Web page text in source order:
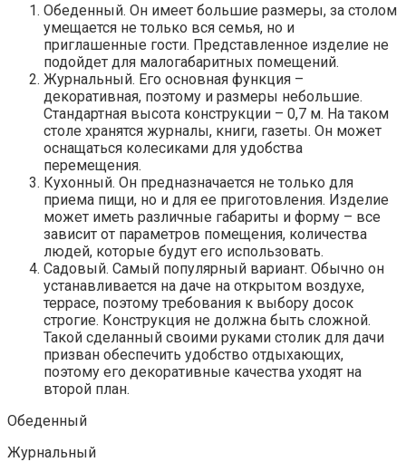
Обеденный. Он имеет большие размеры, за столом
умещается не только вся семья, но и
приглашенные гости. Представленное изделие не
подойдет для малогабаритных помещений.
Журнальный. Его основная функция –
декоративная, поэтому и размеры небольшие.
Стандартная высота конструкции – 0,7 м. На таком
столе хранятся журналы, книги, газеты. Он может
оснащаться колесиками для удобства
перемещения.
Кухонный. Он предназначается не только для
приема пищи, но и для ее приготовления. Изделие
может иметь различные габариты и форму – все
зависит от параметров помещения, количества
людей, которые будут его использовать.
Садовый. Самый популярный вариант. Обычно он
устанавливается на даче на открытом воздухе,
террасе, поэтому требования к выбору досок
строгие. Конструкция не должна быть сложной.
Такой сделанный своими руками столик для дачи
призван обеспечить удобство отдыхающих,
поэтому его декоративные качества уходят на
второй план.
Обеденный
Журнальный